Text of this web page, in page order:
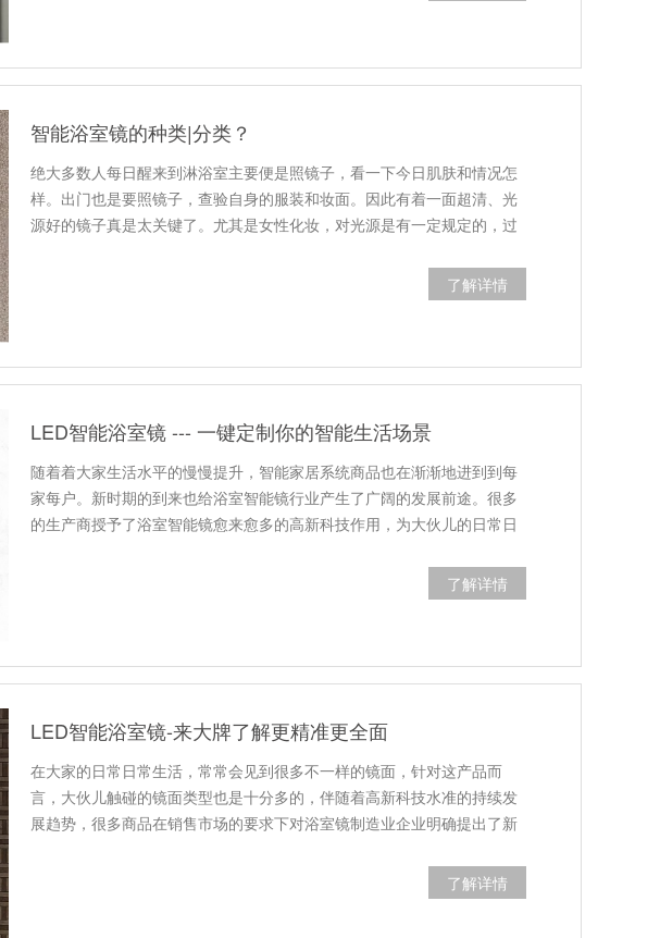
智能浴室镜的种类|分类？
绝大多数人每日醒来到淋浴室主要便是照镜子，看一下今日肌肤和情况怎
样。出门也是要照镜子，查验自身的服装和妆面。因此有着一面超清、光
源好的镜子真是太关键了。尤其是女性化妆，对光源是有一定规定的，过
了解详情
LED智能浴室镜 --- 一键定制你的智能生活场景
随着着大家生活水平的慢慢提升，智能家居系统商品也在渐渐地进到到每
家每户。新时期的到来也给浴室智能镜行业产生了广阔的发展前途。很多
的生产商授予了浴室智能镜愈来愈多的高新科技作用，为大伙儿的日常日
了解详情
LED智能浴室镜-来大牌了解更精准更全面
在大家的日常日常生活，常常会见到很多不一样的镜面，针对这产品而
言，大伙儿触碰的镜面类型也是十分多的，伴随着高新科技水准的持续发
展趋势，很多商品在销售市场的要求下对浴室镜制造业企业明确提出了新
了解详情